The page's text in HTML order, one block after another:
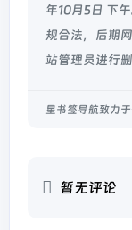
年10月5日 下
规合法，后期
站管理员进行
星书签导航致力
暂无评论